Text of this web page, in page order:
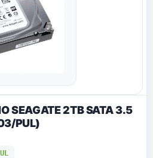
SEAGATE 2TB SATA 3.5
PUL)